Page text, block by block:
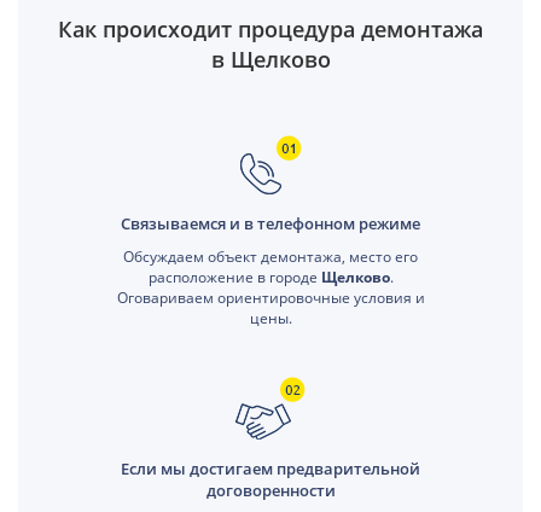
Как происходит процедура демонтажа
в Щелково
Связываемся и в телефонном режиме
Обсуждаем объект демонтажа, место его
расположение в городе Щелково.
Оговариваем ориентировочные условия и
цены.
Если мы достигаем предварительной
договоренности